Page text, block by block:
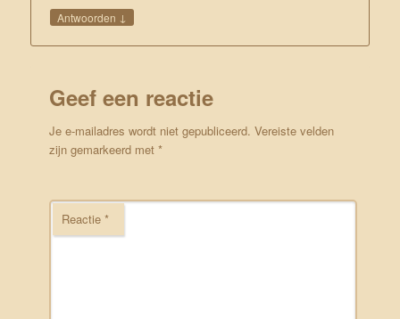
Antwoorden ↓
Geef een reactie
Je e-mailadres wordt niet gepubliceerd. Vereiste velden
zijn gemarkeerd met*
Reactie*